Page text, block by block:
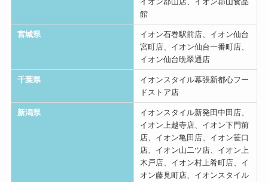
館
宮城県
イオン石巻駅前店、イオン仙台
宮町店、イオン仙台一番町店、
イオン仙台晩翠通店
千葉県
イオンスタイル幕張新都心フー
ドストア店
新潟県
イオンスタイル新発田中田店、
イオン上越寺店、イオン下門前
店、イオン亀田店、イオン笹口
店、イオン山二ツ店、イオン上
木戸店、イオン村上肴町店、イ
オン藤見町店、イオンスタイル